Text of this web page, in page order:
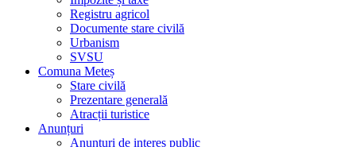
Registru agricol
Documente stare civilă
Urbanism
SVSU
Comuna Meteș
Stare civilă
Prezentare generală
Atracții turistice
Anunțuri
Anunțuri de interes public